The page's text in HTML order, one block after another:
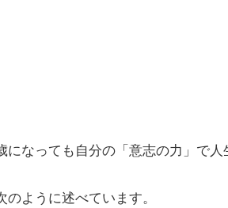
なっても自分の「意志の力」で
ように述べています。